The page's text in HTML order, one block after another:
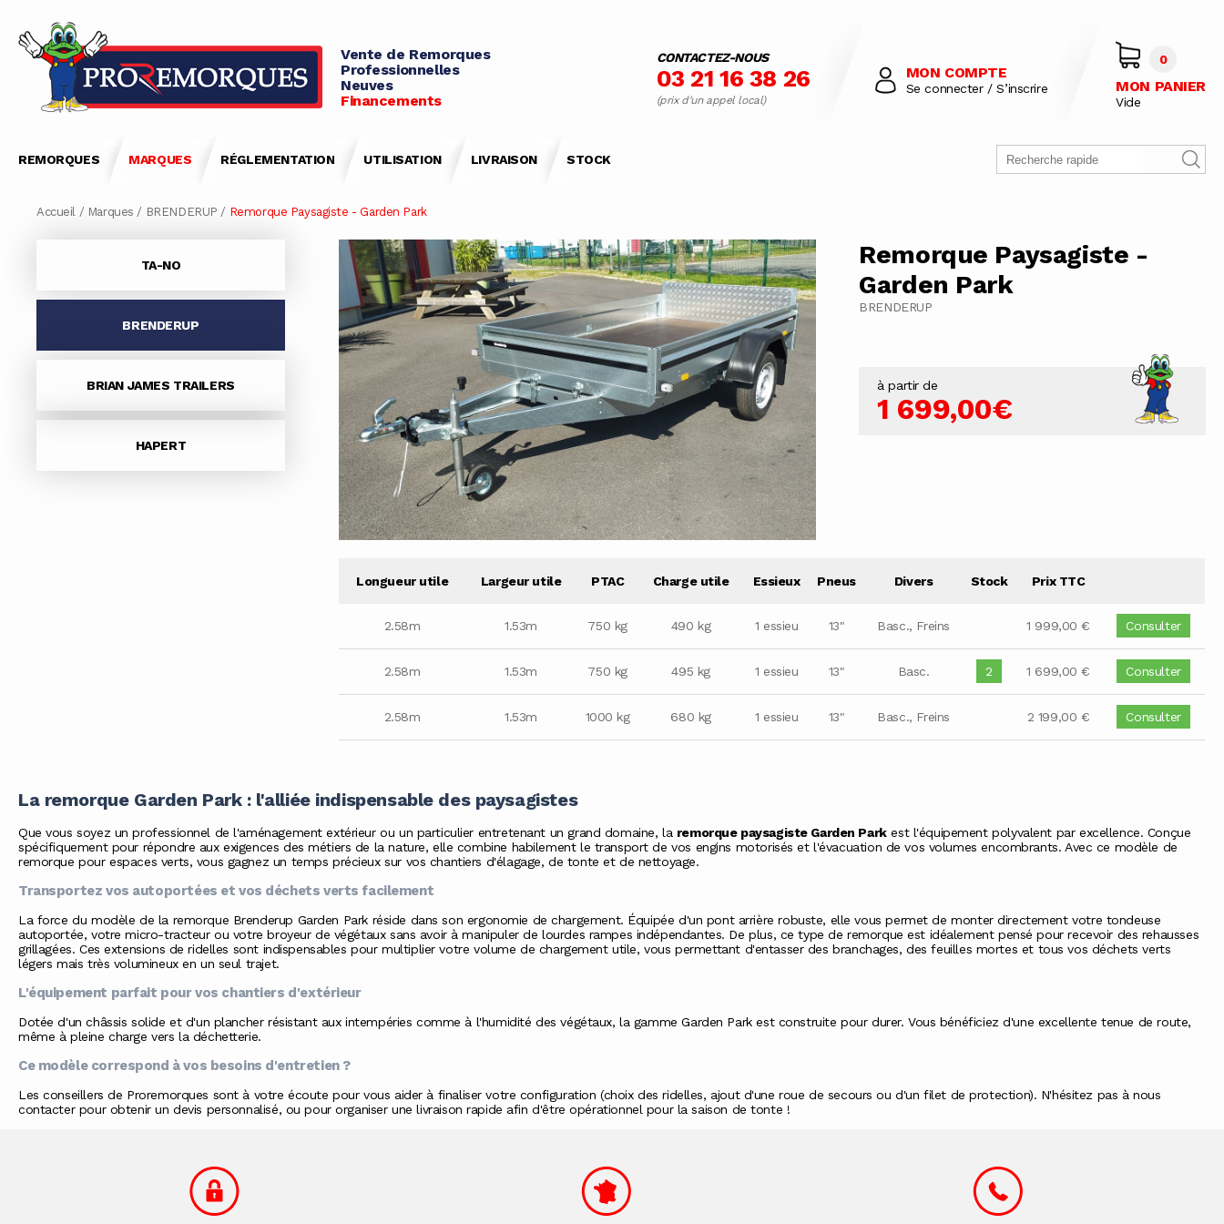
Vente de Remorques
Professionnelles
Neuves
Financements
CONTACTEZ-NOUS
03 21 16 38 26
(prix d'un appel local)
MON COMPTE
Se connecter / S’inscrire
0
MON PANIER
Vide
REMORQUES MARQUES RÉGLEMENTATION UTILISATION LIVRAISON STOCK
Accueil / Marques / BRENDERUP / Remorque Paysagiste - Garden Park
TA-NO
BRENDERUP
BRIAN JAMES TRAILERS
HAPERT
Remorque Paysagiste -
Garden Park
BRENDERUP
à partir de
1 699,00€
Longueur utile Largeur utile PTAC Charge utile Essieux Pneus Divers Stock Prix TTC
2.58m 1.53m 750 kg 490 kg 1 essieu 13" Basc., Freins 1 999,00 € Consulter
2.58m 1.53m 750 kg 495 kg 1 essieu 13" Basc. 2 1 699,00 € Consulter
2.58m 1.53m 1000 kg 680 kg 1 essieu 13" Basc., Freins 2 199,00 € Consulter
La remorque Garden Park : l'alliée indispensable des paysagistes
Que vous soyez un professionnel de l'aménagement extérieur ou un particulier entretenant un grand domaine, la remorque paysagiste Garden Parkest l'équipement polyvalent par excellence. Conçue
spécifiquement pour répondre aux exigences des métiers de la nature, elle combine habilement le transport de vos engins motorisés et l'évacuation de vos volumes encombrants. Avec ce modèle de
remorque pour espaces verts, vous gagnez un temps précieux sur vos chantiers d'élagage, de tonte et de nettoyage.
Transportez vos autoportées et vos déchets verts facilement
La force du modèle de la remorque Brenderup Garden Park réside dans son ergonomie de chargement. Équipée d'un pont arrière robuste, elle vous permet de monter directement votre tondeuse
autoportée, votre micro-tracteur ou votre broyeur de végétaux sans avoir à manipuler de lourdes rampes indépendantes. De plus, ce type de remorque est idéalement pensé pour recevoir des rehausses
grillagées. Ces extensions de ridelles sont indispensables pour multiplier votre volume de chargement utile, vous permettant d'entasser des branchages, des feuilles mortes et tous vos déchets verts
légers mais très volumineux en un seul trajet.
L'équipement parfait pour vos chantiers d'extérieur
Dotée d'un châssis solide et d'un plancher résistant aux intempéries comme à l'humidité des végétaux, la gamme Garden Park est construite pour durer. Vous bénéficiez d'une excellente tenue de route,
même à pleine charge vers la déchetterie.
Ce modèle correspond à vos besoins d'entretien ?
Les conseillers de Proremorques sont à votre écoute pour vous aider à finaliser votre configuration (choix des ridelles, ajout d'une roue de secours ou d'un filet de protection). N'hésitez pas ànous
contacterpour obtenir un devis personnalisé, ou pour organiser unelivraison rapide afin d'être opérationnel pour la saison de tonte !